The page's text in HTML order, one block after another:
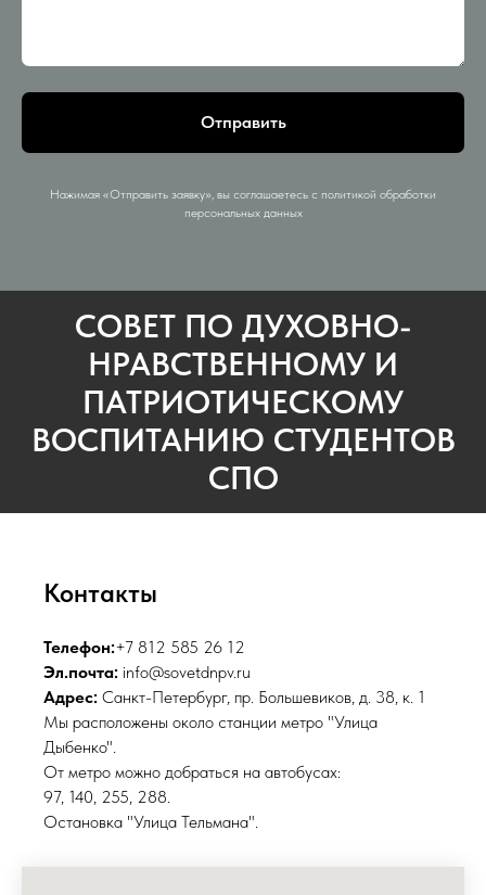
Отправить
Нажимая «Отправить заявку», вы соглашаетесь с политикой обработки
персональных данных
СОВЕТ ПО ДУХОВНО-
НРАВСТВЕННОМУ И
ПАТРИОТИЧЕСКОМУ
ВОСПИТАНИЮ СТУДЕНТОВ
СПО
Контакты
Телефон:+7 812 585 26 12
Эл.почта: info@sovetdnpv.ru
Адрес: Санкт-Петербург, пр. Большевиков, д. 38, к. 1
Мы расположены около станции метро "Улица
Дыбенко".
От метро можно добраться на автобусах:
97, 140, 255, 288.
Остановка "Улица Тельмана".